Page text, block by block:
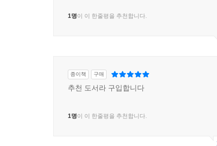
1명이 이 한줄평을 추천합니다.
종이책 구매
추천 도서라 구입합니다
1명이 이 한줄평을 추천합니다.